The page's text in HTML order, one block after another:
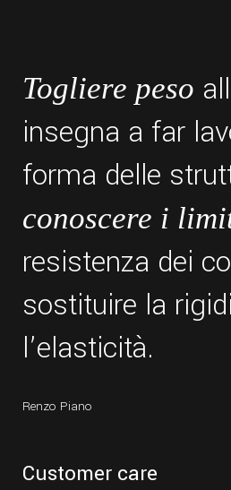
Togliere peso
insegna a far
forma delle
conoscere i
resistenza dei
sostituire la
l’elasticità.
Renzo Piano
Customer care